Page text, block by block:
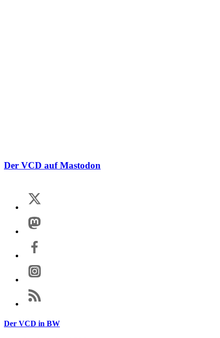
Der VCD auf Mastodon
Der VCD in BW